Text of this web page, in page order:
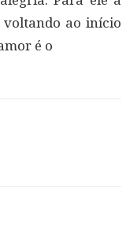
voltando ao início
é o